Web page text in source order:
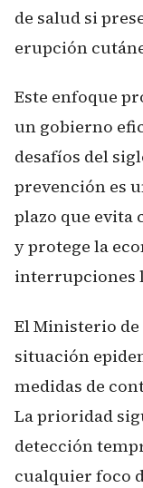
de salud si
erupción
Este enfoque
un gobierno
desafíos del
prevención es
plazo que evita
y protege la
interrupciones
El Ministerio
situación
medidas de
La prioridad
detección
cualquier foco